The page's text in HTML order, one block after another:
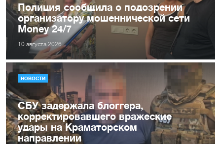
Полиция сообщила о подозрении
организатору мошеннической сети
Money 24/7
10 августа 2026
НОВОСТИ
СБУ задержала блоггера,
корректировавшего вражеские
удары на Краматорском
направлении